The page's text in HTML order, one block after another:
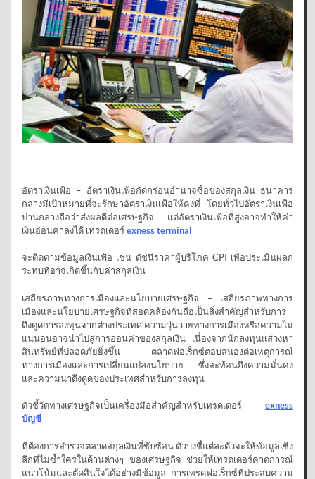
อัตราเงินเฟ้อ – อัตราเงินเฟ้อกัดกร่อนอำนาจซื้อของสกุลเงิน ธนาคาร
กลางมีเป้าหมายที่จะรักษาอัตราเงินเฟ้อให้คงที่ โดยทั่วไปอัตราเงินเฟ้อ
ปานกลางถือว่าส่งผลดีต่อเศรษฐกิจ แต่อัตราเงินเฟ้อที่สูงอาจทำให้ค่า
เงินอ่อนค่าลงได้ เทรดเดอร์exness terminal
จะติดตามข้อมูลเงินเฟ้อ เช่น ดัชนีราคาผู้บริโภค CPI เพื่อประเมินผลก
ระทบที่อาจเกิดขึ้นกับค่าสกุลเงิน
เสถียรภาพทางการเมืองและนโยบายเศรษฐกิจ – เสถียรภาพทางการ
เมืองและนโยบายเศรษฐกิจที่สอดคล้องกันถือเป็นสิ่งสำคัญสำหรับการ
ดึงดูดการลงทุนจากต่างประเทศ ความวุ่นวายทางการเมืองหรือความไม่
แน่นอนอาจนำไปสู่การอ่อนค่าของสกุลเงิน เนื่องจากนักลงทุนแสวงหา
สินทรัพย์ที่ปลอดภัยยิ่งขึ้น ตลาดฟอเร็กซ์ตอบสนองต่อเหตุการณ์
ทางการเมืองและการเปลี่ยนแปลงนโยบาย ซึ่งสะท้อนถึงความมั่นคง
และความน่าดึงดูดของประเทศสำหรับการลงทุน
ตัวชี้วัดทางเศรษฐกิจเป็นเครื่องมือสำคัญสำหรับเทรดเดอร์ exness
บัญชี
ที่ต้องการสำรวจตลาดสกุลเงินที่ซับซ้อน ตัวบ่งชี้แต่ละตัวจะให้ข้อมูลเชิง
ลึกที่ไม่ซ้ำใครในด้านต่างๆ ของเศรษฐกิจ ช่วยให้เทรดเดอร์คาดการณ์
แนวโน้มและตัดสินใจได้อย่างมีข้อมูล การเทรดฟอเร็กซ์ที่ประสบความ